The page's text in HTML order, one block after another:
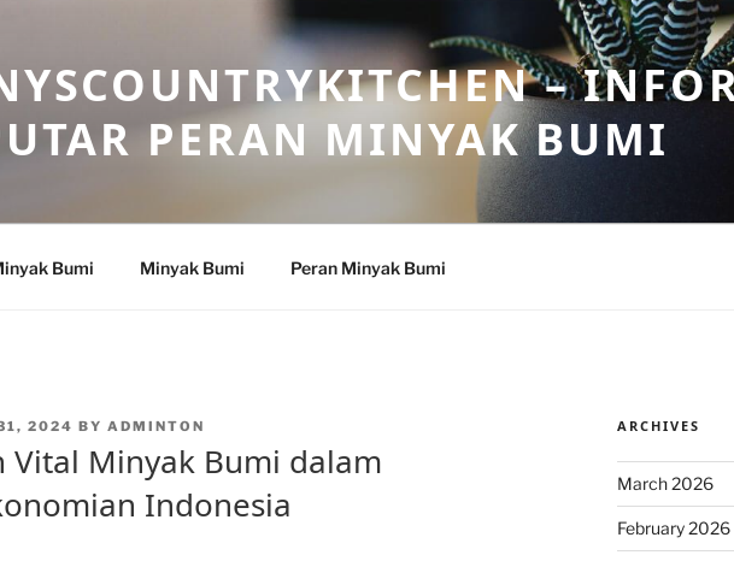
–
PERAN MINYAK BUMI
Bumi Minyak Bumi Peran Minyak Bumi
2024 BY ADMINTON
Vital Minyak Bumi dalam
Indonesia
ARCHIVES
March 2026
February 2026